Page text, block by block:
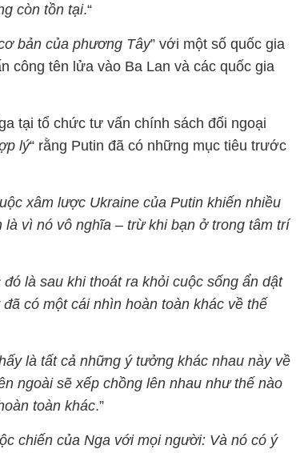
còn tồn tại.“
bản của phương Tây” với một số quốc gia
công tên lửa vào Ba Lan và các quốc gia
tại tổ chức tư vấn chính sách đối ngoại
lý“ rằng Putin đã có những mục tiêu trước
xâm lược Ukraine của Putin khiến nhiều
vì nó vô nghĩa – trừ khi bạn ở trong tâm trí
là sau khi thoát ra khỏi cuộc sống ẩn dật
có một cái nhìn hoàn toàn khác về thế
là tất cả những ý tưởng khác nhau này về
ngoài sẽ xếp chồng lên nhau như thế nào
toàn khác.”
chiến của Nga với mọi người: Và nó có ý